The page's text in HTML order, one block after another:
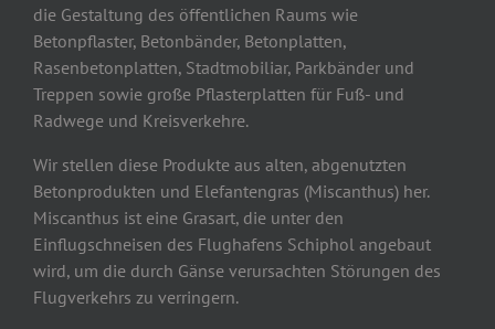
die Gestaltung des öffentlichen Raums wie
Betonpflaster, Betonbänder, Betonplatten,
Rasenbetonplatten, Stadtmobiliar, Parkbänder und
Treppen sowie große Pflasterplatten für Fuß- und
Radwege und Kreisverkehre.
Wir stellen diese Produkte aus alten, abgenutzten
Betonprodukten und Elefantengras (Miscanthus) her.
Miscanthus ist eine Grasart, die unter den
Einflugschneisen des Flughafens Schiphol angebaut
wird, um die durch Gänse verursachten Störungen des
Flugverkehrs zu verringern.